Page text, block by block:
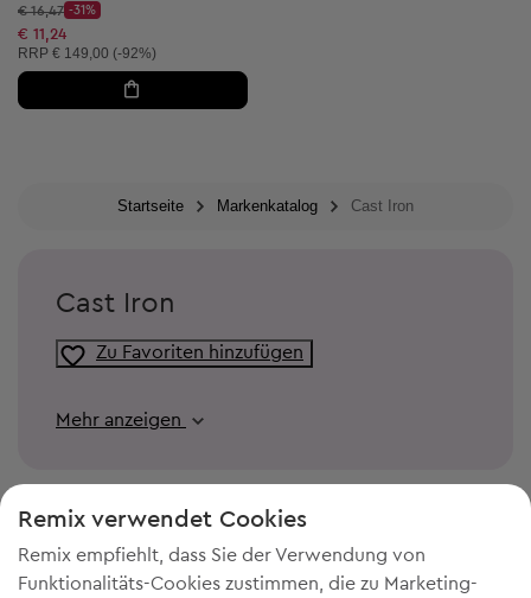
Startpreis:
€ 16,47
Discount Price:
-31%
Reduzierter Preis:
€ 11,24
Unverbindliche Preisempfehlung:
RRP € 149,00 (-92%)
Startseite Markenkatalog Cast Iron
Cast Iron
Zu Favoriten hinzufügen
Mehr anzeigen
Remix verwendet Cookies
Remix empfiehlt, dass Sie der Verwendung von
Funktionalitäts-Cookies zustimmen, die zu Marketing-